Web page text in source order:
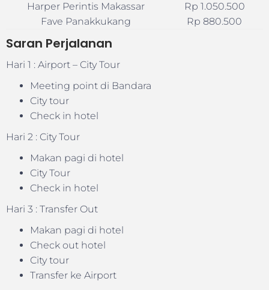
Harper Perintis Makassar
Rp 1.050.500
Fave Panakkukang
Rp 880.500
Saran Perjalanan
Hari 1 : Airport – City Tour
Meeting point di Bandara
City tour
Check in hotel
Hari 2 : City Tour
Makan pagi di hotel
City Tour
Check in hotel
Hari 3 : Transfer Out
Makan pagi di hotel
Check out hotel
City tour
Transfer ke Airport